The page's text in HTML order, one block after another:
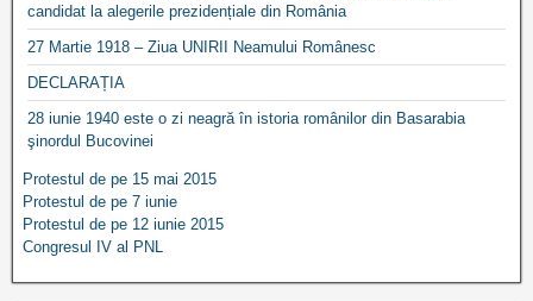
candidat la alegerile prezidențiale din România
27 Martie 1918 – Ziua UNIRII Neamului Românesc
DECLARAȚIA
28 iunie 1940 este o zi neagră în istoria românilor din Basarabia
şinordul Bucovinei
Protestul de pe 15 mai 2015
Protestul de pe 7 iunie
Protestul de pe 12 iunie 2015
Congresul IV al PNL